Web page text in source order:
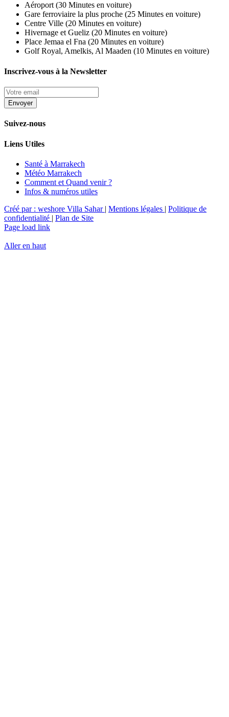
Aéroport (30 Minutes en voiture)
Gare ferroviaire la plus proche (25 Minutes en voiture)
Centre Ville (20 Minutes en voiture)
Hivernage et Gueliz (20 Minutes en voiture)
Place Jemaa el Fna (20 Minutes en voiture)
Golf Royal, Amelkis, Al Maaden (10 Minutes en voiture)
Inscrivez-vous à la Newsletter
Suivez-nous
Liens Utiles
Santé à Marrakech
Météo Marrakech
Comment et Quand venir ?
Infos & numéros utiles
Créé par : weshore Villa Sahar | Mentions légales | Politique de
confidentialité | Plan de Site
Page load link
Aller en haut